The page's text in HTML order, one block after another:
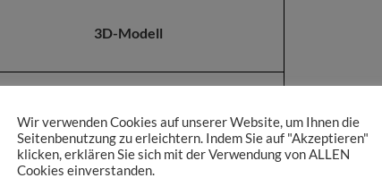
3D-Modell
535742_mit_Hutschienenadapter.stp
Wir verwenden Cookies auf unserer Website, um Ihnen die
Seitenbenutzung zu erleichtern. Indem Sie auf "Akzeptieren"
klicken, erklären Sie sich mit der Verwendung von ALLEN
Cookies einverstanden.